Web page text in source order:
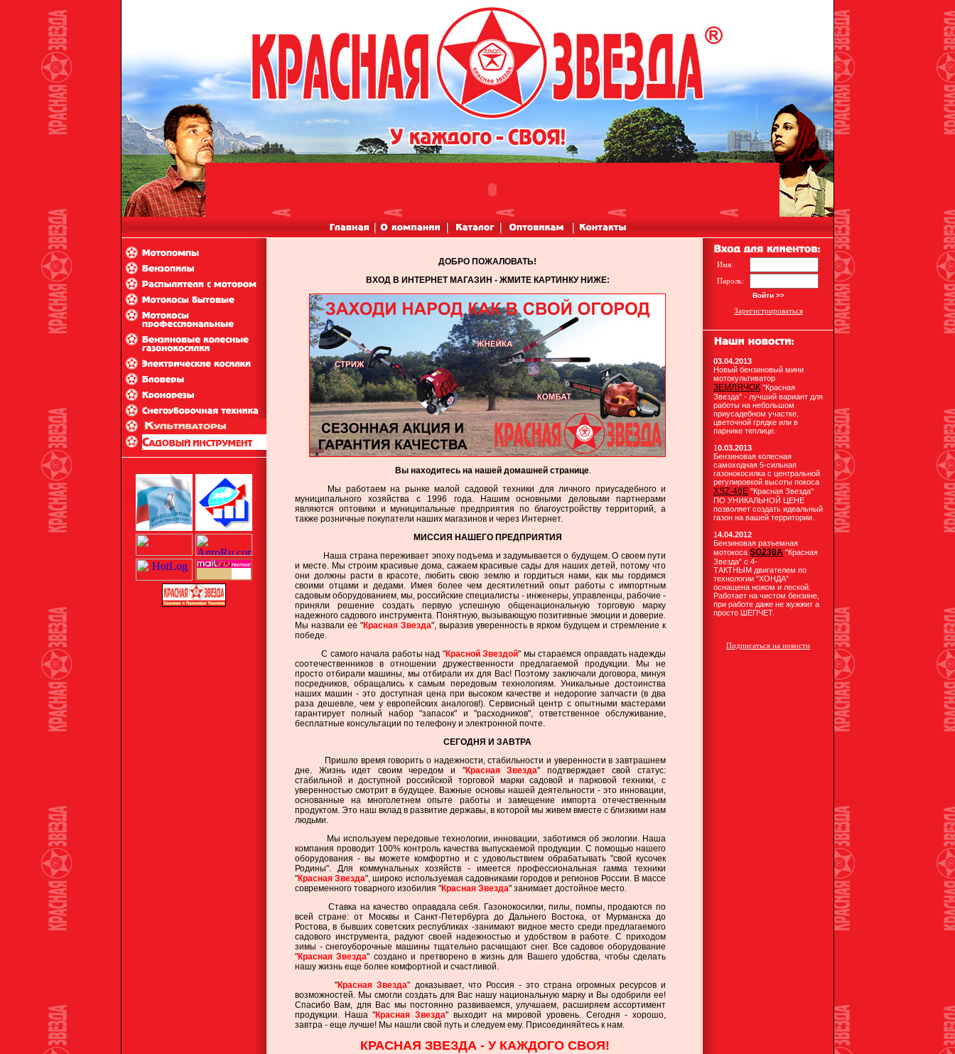
ДОБРО ПОЖАЛОВАТЬ!
ВХОД В ИНТЕРНЕТ МАГАЗИН - ЖМИТЕ КАРТИНКУ НИЖЕ:
Вы находитесь на нашей домашней странице.
Мы работаем на рынке малой садовой техники для личного приусадебного и
муниципального хозяйства с 1996 года. Нашим основными деловыми партнерами
являются оптовики и муниципальные предприятия по благоустройству территорий, а
также розничные покупатели наших магазинов и через Интернет.
МИССИЯ НАШЕГО ПРЕДПРИЯТИЯ
Наша страна переживает эпоху подъема и задумывается о будущем. О своем пути
и месте. Мы строим красивые дома, сажаем красивые сады для наших детей, потому что
они должны расти в красоте, любить свою землю и гордиться нами, как мы гордимся
своими отцами и дедами. Имея более чем десятилетний опыт работы с импортным
садовым оборудованием, мы, российские специалисты - инженеры, управленцы, рабочие -
приняли решение создать первую успешную общенациональную торговую марку
надежного садового инструмента. Понятную, вызывающую позитивные эмоции и доверие.
Мы назвали ее "Красная Звезда", выразив уверенность в ярком будущем и стремление к
победе.
С самого начала работы над "Красной Звездой" мы стараемся оправдать надежды
соотечественников в отношении дружественности предлагаемой продукции. Мы не
просто отбирали машины, мы отбирали их для Вас! Поэтому заключали договора, минуя
посредников, обращались к самым передовым технологиям. Уникальные достоинства
наших машин - это доступная цена при высоком качестве и недорогие запчасти (в два
раза дешевле, чем у европейских аналогов!). Сервисный центр с опытными мастерами
гарантирует полный набор "запасок" и "расходников", ответственное обслуживание,
бесплатные консультации по телефону и электронной почте.
СЕГОДНЯ И ЗАВТРА
Пришло время говорить о надежности, стабильности и уверенности в завтрашнем
дне. Жизнь идет своим чередом и "Красная Звезда" подтверждает свой статус:
стабильной и доступной российской торговой марки садовой и парковой техники, с
уверенностью смотрит в будущее. Важные основы нашей деятельности - это инновации,
основанные на многолетнем опыте работы и замещение импорта отечественным
продуктом. Это наш вклад в развитие державы, в которой мы живем вместе с близкими нам
людьми.
Мы используем передовые технологии, инновации, заботимся об экологии. Наша
компания проводит 100% контроль качества выпускаемой продукции. С помощью нашего
оборудования - вы можете комфортно и с удовольствием обрабатывать "свой кусочек
Родины". Для коммунальных хозяйств - имеется профессиональная гамма техники
"Красная Звезда", широко используемая садовниками городов и регионов России. В массе
современного товарного изобилия "Красная Звезда" занимает достойное место.
Ставка на качество оправдала себя. Газонокосилки, пилы, помпы, продаются по
всей стране: от Москвы и Санкт-Петербурга до Дальнего Востока, от Мурманска до
Ростова, в бывших советских республиках -занимают видное место среди предлагаемого
садового инструмента, радуют своей надежностью и удобством в работе. С приходом
зимы - снегоуборочные машины тщательно расчищают снег. Все садовое оборудование
"Красная Звезда" создано и претворено в жизнь для Вашего удобства, чтобы сделать
нашу жизнь еще более комфортной и счастливой.
"Красная Звезда" доказывает, что Россия - это страна огромных ресурсов и
возможностей. Мы смогли создать для Вас нашу национальную марку и Вы одобрили ее!
Спасибо Вам, для Вас мы постоянно развиваемся, улучшаем, расширяем ассортимент
продукции. Наша "Красная Звезда" выходит на мировой уровень. Сегодня - хорошо,
завтра - еще лучше! Мы нашли свой путь и следуем ему. Присоединяйтесь к нам.
КРАСНАЯ ЗВЕЗДА - У КАЖДОГО СВОЯ!
Имя:
Пароль:
Зарегистрироваться
03.04.2013
Новый бензиновый мини
мотокультиватор
ЗЕМЛЯЧОК "Красная
Звезда" - лучший вариант для
работы на небольшом
приусадебном участке,
цветочной грядке или в
парнике теплице.
10.03.2013
Бензиновая колесная
самоходная 5-сильная
газонокосилка с центральной
регулировкой высоты покоса
XSZ-46E "Красная Звезда"
ПО УНИКАЛЬНОЙ ЦЕНЕ
позволяет создать идеальный
газон на вашей территории.
14.04.2012
Бензиновая разъемная
мотокоса SG230А "Красная
Звезда" с 4-
ТАКТНЫМ двигателем по
технологии "ХОНДА"
оснащена ножом и леской.
Работает на чистом бензине,
при работе даже не жужжит а
просто ШЕПЧЕТ.
Подписаться на новости